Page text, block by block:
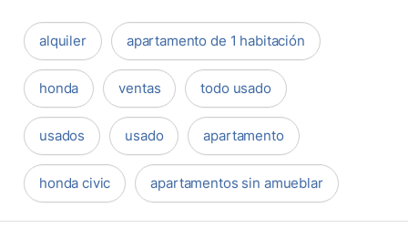
alquiler apartamento de 1 habitación
honda ventas todo usado
usados usado apartamento
honda civic apartamentos sin amueblar